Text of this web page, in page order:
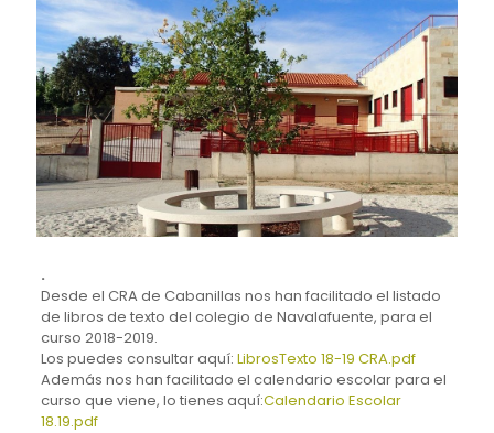
.
Desde el CRA de Cabanillas nos han facilitado el listado
de libros de texto del colegio de Navalafuente, para el
curso 2018-2019.
Los puedes consultar aquí: LibrosTexto 18-19 CRA.pdf
Además nos han facilitado el calendario escolar para el
curso que viene, lo tienes aquí:Calendario Escolar
18.19.pdf